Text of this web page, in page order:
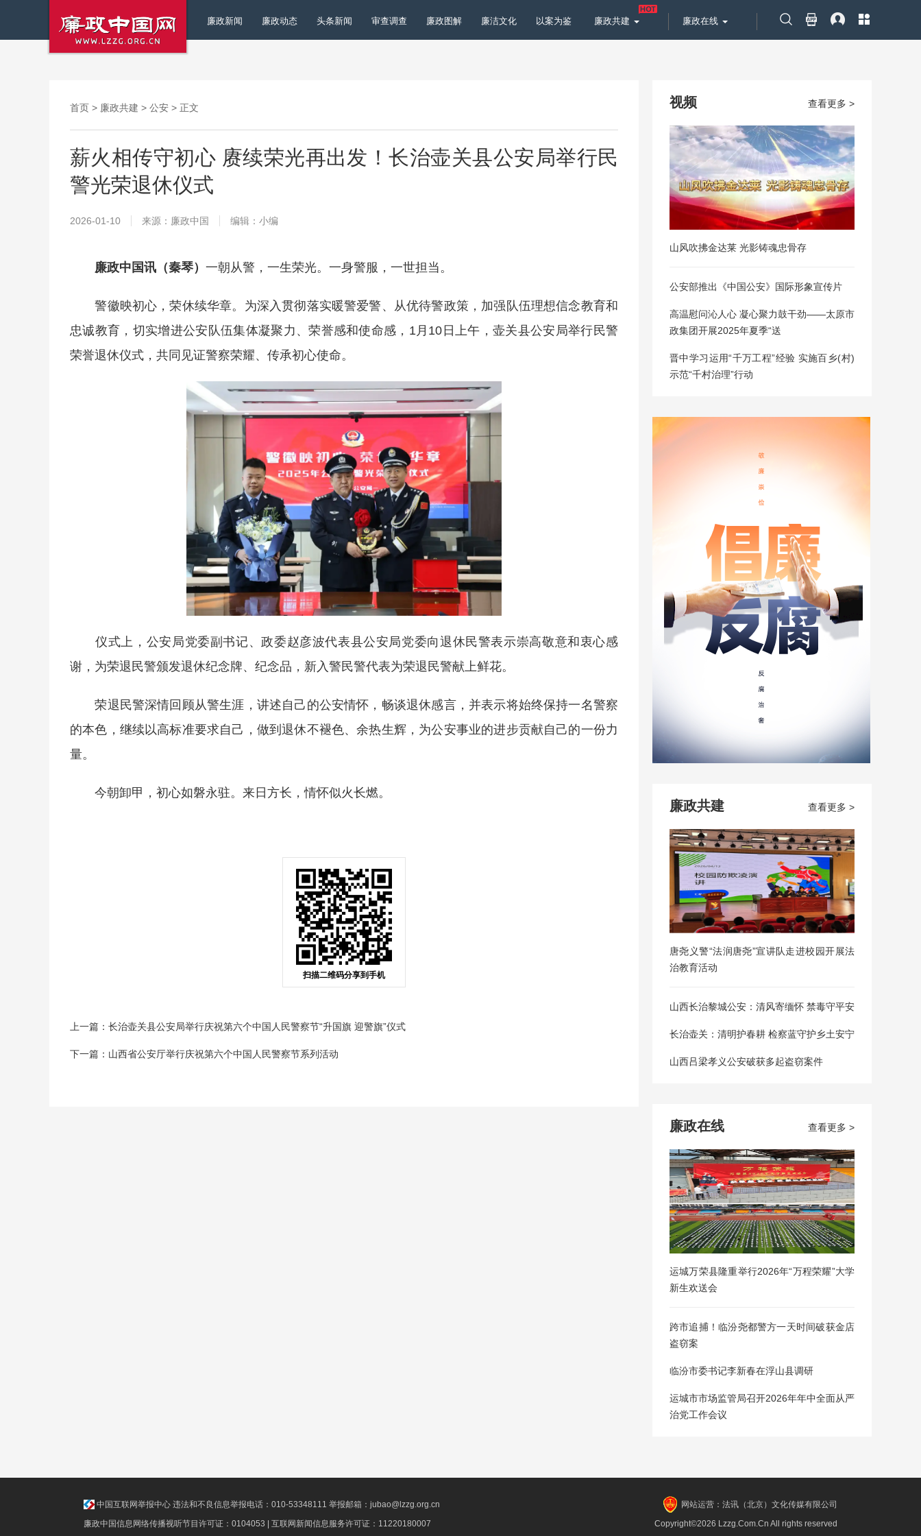
廉政新闻 廉政动态 头条新闻 审查调查 廉政图解 廉洁文化 以案为鉴 廉政共建 廉政在线
首页 > 廉政共建 > 公安 > 正文
薪火相传守初心 赓续荣光再出发！长治壶关县公安局举行民
警光荣退休仪式
2026-01-10 来源：廉政中国 编辑：小编
廉政中国讯（秦琴） 一朝从警，一生荣光。一身警服，一世担当。
警徽映初心，荣休续华章。为深入贯彻落实暖警爱警、从优待警政策，加强队伍理想信念教育和
忠诚教育，切实增进公安队伍集体凝聚力、荣誉感和使命感，1月10日上午，壶关县公安局举行民警
荣誉退休仪式，共同见证警察荣耀、传承初心使命。
仪式上，公安局党委副书记、政委赵彦波代表县公安局党委向退休民警表示崇高敬意和衷心感
谢，为荣退民警颁发退休纪念牌、纪念品，新入警民警代表为荣退民警献上鲜花。
荣退民警深情回顾从警生涯，讲述自己的公安情怀，畅谈退休感言，并表示将始终保持一名警察
的本色，继续以高标准要求自己，做到退休不褪色、余热生辉，为公安事业的进步贡献自己的一份力
量。
今朝卸甲，初心如磐永驻。来日方长，情怀似火长燃。
扫描二维码分享到手机
上一篇：长治壶关县公安局举行庆祝第六个中国人民警察节“升国旗 迎警旗”仪式
下一篇：山西省公安厅举行庆祝第六个中国人民警察节系列活动
查看更多 >
视频
山风吹拂金达莱 光影铸魂忠骨存
公安部推出《中国公安》国际形象宣传片
高温慰问沁人心 凝心聚力鼓干劲——太原市
政集团开展2025年夏季“送
晋中学习运用“千万工程”经验 实施百乡(村)
示范“千村治理”行动
查看更多 >
廉政共建
唐尧义警“法润唐尧”宣讲队走进校园开展法
治教育活动
山西长治黎城公安：清风寄缅怀 禁毒守平安
长治壶关：清明护春耕 检察蓝守护乡土安宁
山西吕梁孝义公安破获多起盗窃案件
查看更多 >
廉政在线
运城万荣县隆重举行2026年“万程荣耀”大学
新生欢送会
跨市追捕！临汾尧都警方一天时间破获金店
盗窃案
临汾市委书记李新春在浮山县调研
运城市市场监管局召开2026年年中全面从严
治党工作会议
中国互联网举报中心 违法和不良信息举报电话：010-53348111 举报邮箱：jubao@lzzg.org.cn
廉政中国信息网络传播视听节目许可证：0104053 | 互联网新闻信息服务许可证：11220180007
网站运营：法讯（北京）文化传媒有限公司
Copyright©2026 Lzzg.Com.Cn All rights reserved